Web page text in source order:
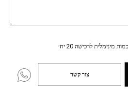
כמות מינימלית לרכישה 20 יח׳
צור קשר